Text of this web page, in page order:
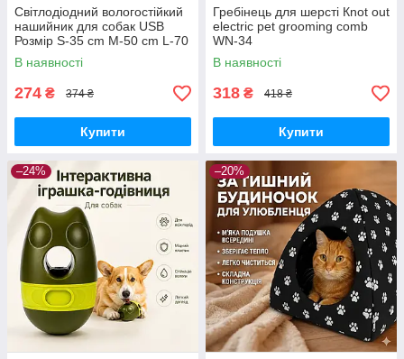
Світлодіодний вологостійкий
нашийник для собак USB
Розмір S-35 cm M-50 cm L-70
cm
В наявності
274 ₴ 374 ₴
Купити
Гребінець для шерсті Кnot out
electric pet grooming comb
WN-34
В наявності
318 ₴ 418 ₴
Купити
–24% –20%